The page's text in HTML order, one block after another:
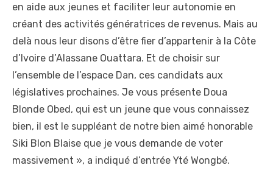
en aide aux jeunes et faciliter leur autonomie en
créant des activités génératrices de revenus. Mais au
delà nous leur disons d’être fier d’appartenir à la Côte
d’Ivoire d’Alassane Ouattara. Et de choisir sur
l’ensemble de l’espace Dan, ces candidats aux
législatives prochaines. Je vous présente Doua
Blonde Obed, qui est un jeune que vous connaissez
bien, il est le suppléant de notre bien aimé honorable
Siki Blon Blaise que je vous demande de voter
massivement », a indiqué d’entrée Yté Wongbé.